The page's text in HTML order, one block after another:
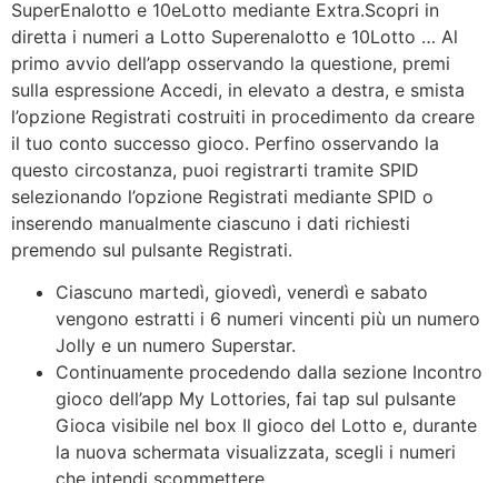
SuperEnalotto e 10eLotto mediante Extra.Scopri in
diretta i numeri a Lotto Superenalotto e 10Lotto … Al
primo avvio dell’app osservando la questione, premi
sulla espressione Accedi, in elevato a destra, e smista
l’opzione Registrati costruiti in procedimento da creare
il tuo conto successo gioco. Perfino osservando la
questo circostanza, puoi registrarti tramite SPID
selezionando l’opzione Registrati mediante SPID o
inserendo manualmente ciascuno i dati richiesti
premendo sul pulsante Registrati.
Ciascuno martedì, giovedì, venerdì e sabato
vengono estratti i 6 numeri vincenti più un numero
Jolly e un numero Superstar.
Continuamente procedendo dalla sezione Incontro
gioco dell’app My Lottories, fai tap sul pulsante
Gioca visibile nel box Il gioco del Lotto e, durante
la nuova schermata visualizzata, scegli i numeri